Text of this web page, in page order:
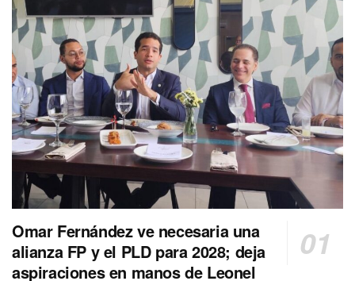
Omar Fernández ve necesaria una
alianza FP y el PLD para 2028; deja
aspiraciones en manos de Leonel